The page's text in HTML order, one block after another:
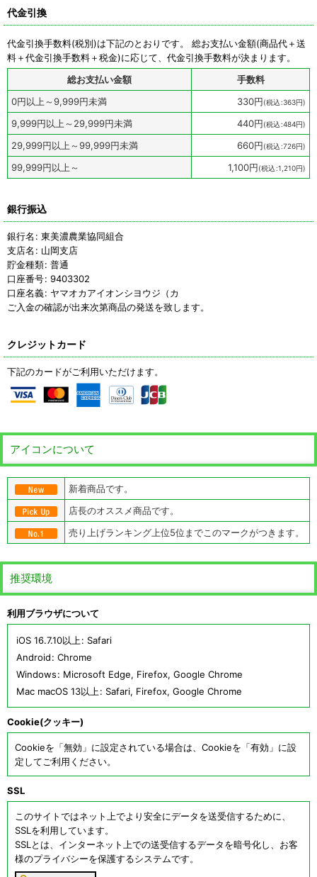
代金引換
代金引換手数料(税別)は下記のとおりです。 総お支払い金額(商品代＋送
料＋代金引換手数料＋税金)に応じて、代金引換手数料が決まります。
総お支払い金額
手数料
0円以上～9,999円未満 330円(税込:363円)
9,999円以上～29,999円未満 440円(税込:484円)
29,999円以上～99,999円未満 660円(税込:726円)
99,999円以上～ 1,100円(税込:1,210円)
銀行振込
銀行名 : 東美濃農業協同組合
支店名 : 山岡支店
貯金種類: 普通
口座番号: 9403302
口座名義: ヤマオカアイオンシヨウジ（カ
ご入金の確認が出来次第商品の発送を致します。
クレジットカード
下記のカードがご利用いただけます。
アイコンについて
新着商品です。
店長のオススメ商品です。
売り上げランキング上位5位までこのマークがつきます。
推奨環境
利用ブラウザについて
iOS 16.7.10以上: Safari
Android: Chrome
Windows: Microsoft Edge, Firefox, Google Chrome
Mac macOS 13以上: Safari, Firefox, Google Chrome
Cookie(クッキー)
Cookieを「無効」に設定されている場合は、Cookieを「有効」に設
定してご利用ください。
SSL
このサイトではネット上でより安全にデータを送受信するために、
SSLを利用しています。
SSLとは、インターネット上での送受信するデータを暗号化し、お客
様のプライバシーを保護するシステムです。